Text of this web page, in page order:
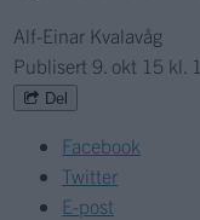
Alf-Einar Kvalavåg
Publisert 9. okt 15 kl.
Del
Facebook
Twitter
E-post